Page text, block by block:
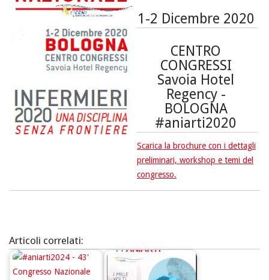
1-2 Dicembre 2020
CENTRO
CONGRESSI
Savoia Hotel
Regency -
BOLOGNA
#aniarti2020
Scarica la brochure con i dettagli
preliminari, workshop e temi del
congresso.
Articoli correlati: